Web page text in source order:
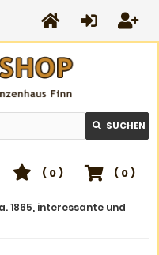
SUCHEN
( 0)
( 0)
1865, interessante und